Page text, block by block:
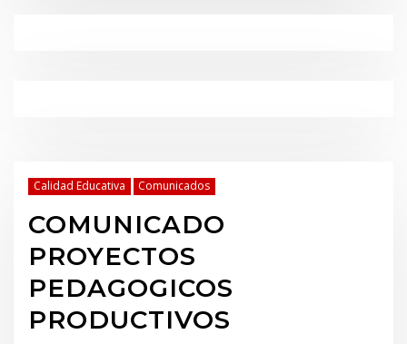
Calidad Educativa Comunicados
COMUNICADO
PROYECTOS
PEDAGOGICOS
PRODUCTIVOS